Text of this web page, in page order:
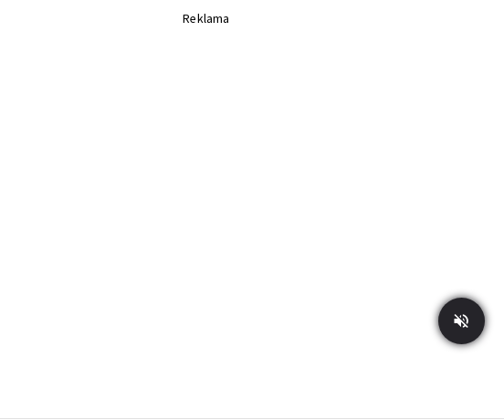
Reklama